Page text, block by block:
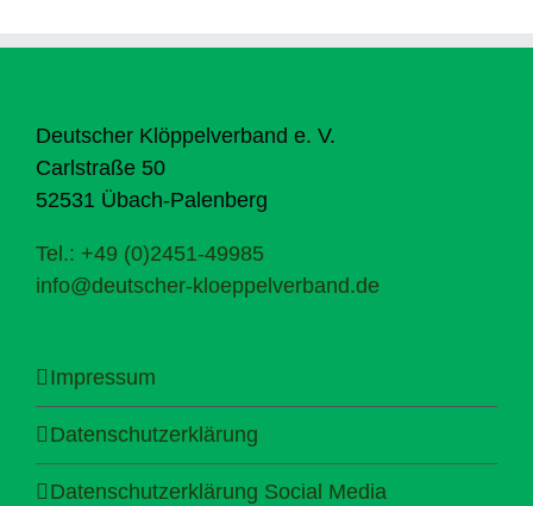
Deutscher Klöppelverband e. V.
Carlstraße 50
52531 Übach-Palenberg
Tel.: +49 (0)2451-49985
info@deutscher-kloeppelverband.de
Impressum
Datenschutzerklärung
Datenschutzerklärung Social Media